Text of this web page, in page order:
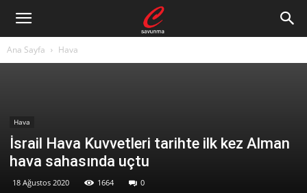
Ana Sayfa Hava
Hava
İsrail Hava Kuvvetleri tarihte ilk kez Alman
hava sahasında uçtu
18 Ağustos 2020 1664 0